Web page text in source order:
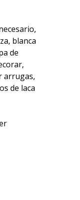
blanca
de
arrugas,
de laca